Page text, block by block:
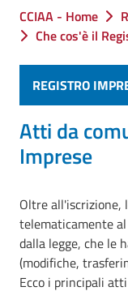
Ti trovi in:
CCIAA - Home
Che cos'è il
REGISTRO
Atti da
Imprese
Oltre all'iscrizione,
telematicamente
dalla legge, che le
(modifiche,
Ecco i principali